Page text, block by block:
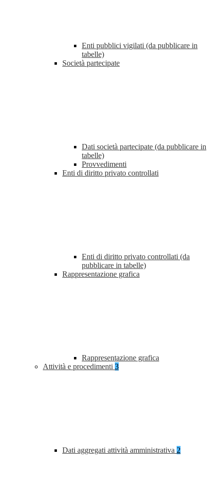
Enti pubblici vigilati (da pubblicare in
tabelle)
Società partecipate
Dati società partecipate (da pubblicare in
tabelle)
Provvedimenti
Enti di diritto privato controllati
Enti di diritto privato controllati (da
pubblicare in tabelle)
Rappresentazione grafica
Rappresentazione grafica
Attività e procedimenti 3
Dati aggregati attività amministrativa 2